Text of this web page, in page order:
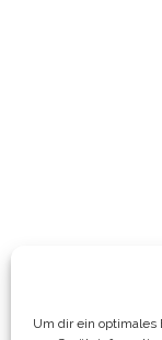
Um dir ein optimales